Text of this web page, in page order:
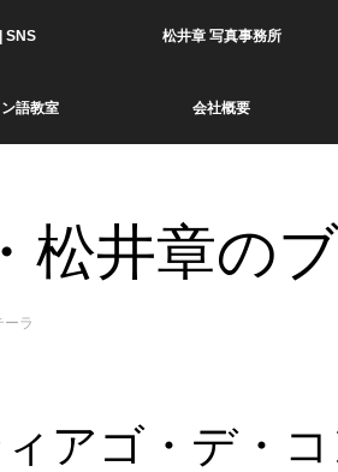
SNS 松井章 写真事務所
語教室 会社概要
松井章の
ラ
アゴ・デ・